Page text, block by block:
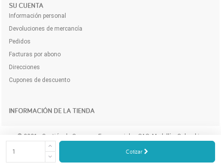
Cotizar
INFORMACIÓN DE LA TIENDA
SU CUENTA
Información personal
Devoluciones de mercancía
Pedidos
Facturas por abono
Direcciones
Cupones de descuento
© 2021 - Gestión de Compras Empresariales SAS. Medellín, Colombia.
Compra y cotiza los productos e insumos para tu empresa a domicilio y